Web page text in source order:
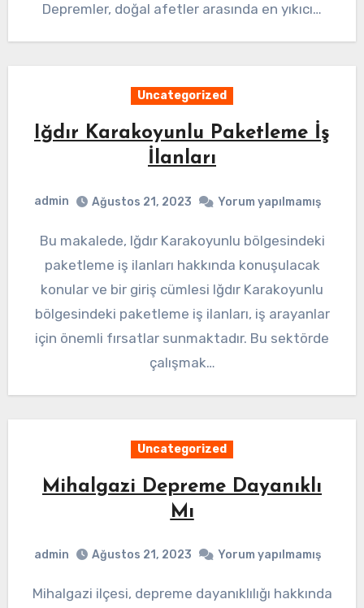
Depremler, doğal afetler arasında en yıkıcı…
Uncategorized
Iğdır Karakoyunlu Paketleme İş
İlanları
admin Ağustos 21, 2023 Yorum yapılmamış
Bu makalede, Iğdır Karakoyunlu bölgesindeki
paketleme iş ilanları hakkında konuşulacak
konular ve bir giriş cümlesi Iğdır Karakoyunlu
bölgesindeki paketleme iş ilanları, iş arayanlar
için önemli fırsatlar sunmaktadır. Bu sektörde
çalışmak…
Uncategorized
Mihalgazi Depreme Dayanıklı
Mı
admin Ağustos 21, 2023 Yorum yapılmamış
Mihalgazi ilçesi, depreme dayanıklılığı hakkında